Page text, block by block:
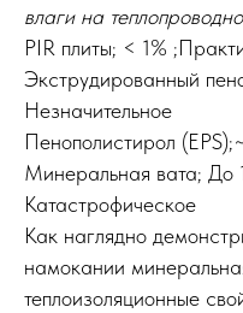
влаги на
PIR плиты; < 1%
Экструдированный
Незначительное
Пенополистирол
Минеральная вата; До
Катастрофическое
Как наглядно
намокании
теплоизоляционные